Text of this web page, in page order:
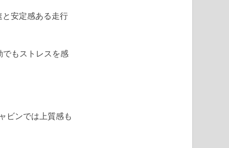
安定感ある走行
もストレスを感
ビンでは上質感も